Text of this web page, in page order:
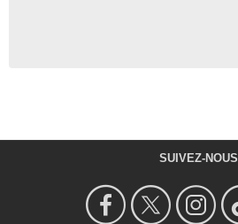
SUIVEZ-NOUS